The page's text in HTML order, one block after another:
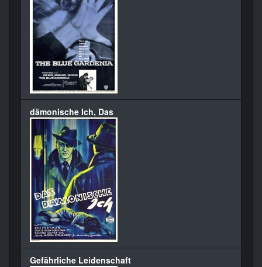
dämonische Ich, Das
Gefährliche Leidenschaft